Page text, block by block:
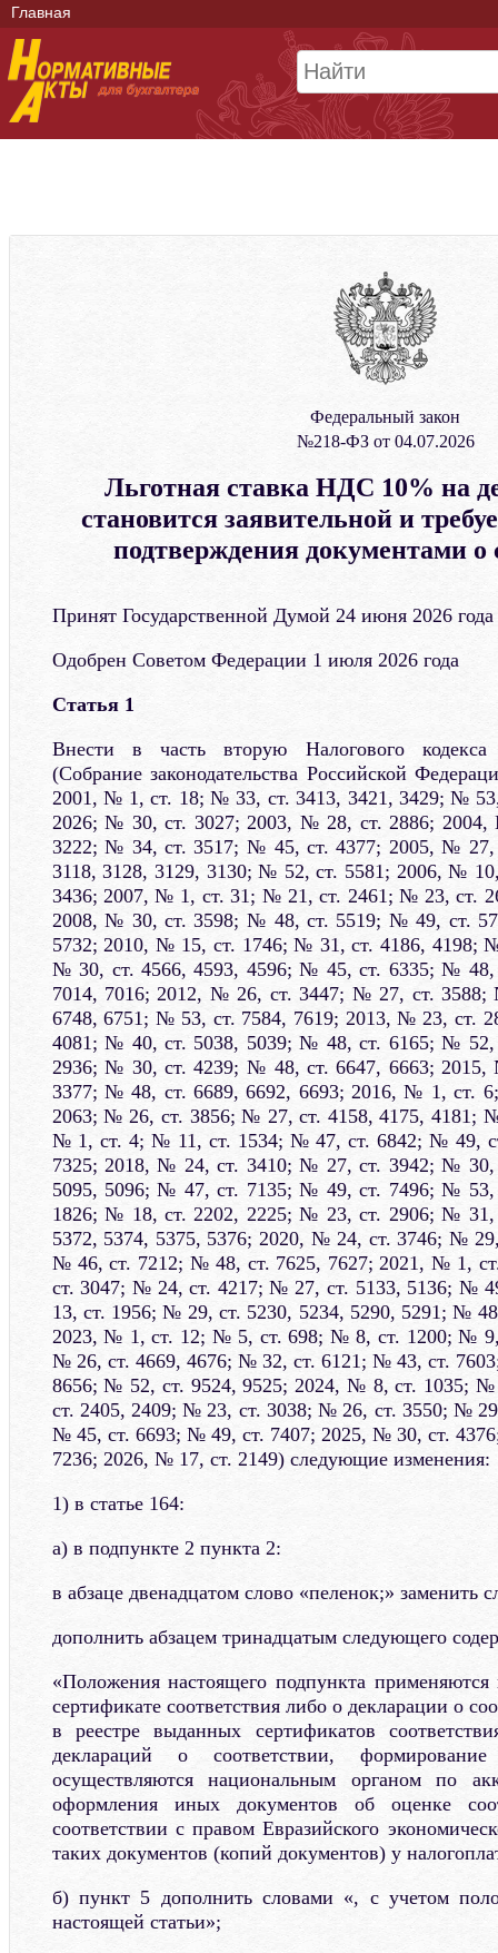
Главная
Федеральный закон
№218-ФЗ от 04.07.2026
Льготная ставка НДС 10% на
становится заявительной и
подтверждения документами о
Принят Государственной Думой 24 июня 2026 года
Одобрен Советом Федерации 1 июля 2026 года
Статья 1
Внести в часть вторую Налогового кодекса
(Собрание законодательства Российской
2001, № 1, ст. 18; № 33, ст. 3413, 3421, 3429; №
2026; № 30, ст. 3027; 2003, № 28, ст. 2886;
3222; № 34, ст. 3517; № 45, ст. 4377; 2005, №
3118, 3128, 3129, 3130; № 52, ст. 5581; 2006, №
3436; 2007, № 1, ст. 31; № 21, ст. 2461; № 23, ст.
2008, № 30, ст. 3598; № 48, ст. 5519; № 49, ст.
5732; 2010, № 15, ст. 1746; № 31, ст. 4186, 4198;
№ 30, ст. 4566, 4593, 4596; № 45, ст. 6335; №
7014, 7016; 2012, № 26, ст. 3447; № 27, ст.
6748, 6751; № 53, ст. 7584, 7619; 2013, № 23, ст.
4081; № 40, ст. 5038, 5039; № 48, ст. 6165; №
2936; № 30, ст. 4239; № 48, ст. 6647, 6663;
3377; № 48, ст. 6689, 6692, 6693; 2016, № 1, ст.
2063; № 26, ст. 3856; № 27, ст. 4158, 4175, 4181;
№ 1, ст. 4; № 11, ст. 1534; № 47, ст. 6842; № 49,
7325; 2018, № 24, ст. 3410; № 27, ст. 3942; №
5095, 5096; № 47, ст. 7135; № 49, ст. 7496; №
1826; № 18, ст. 2202, 2225; № 23, ст. 2906; №
5372, 5374, 5375, 5376; 2020, № 24, ст. 3746; №
№ 46, ст. 7212; № 48, ст. 7625, 7627; 2021, № 1,
ст. 3047; № 24, ст. 4217; № 27, ст. 5133, 5136; №
13, ст. 1956; № 29, ст. 5230, 5234, 5290, 5291; №
2023, № 1, ст. 12; № 5, ст. 698; № 8, ст. 1200; №
№ 26, ст. 4669, 4676; № 32, ст. 6121; № 43, ст.
8656; № 52, ст. 9524, 9525; 2024, № 8, ст. 1035;
ст. 2405, 2409; № 23, ст. 3038; № 26, ст. 3550; №
№ 45, ст. 6693; № 49, ст. 7407; 2025, № 30, ст.
7236; 2026, № 17, ст. 2149) следующие изменения:
1) в статье 164:
а) в подпункте 2 пункта 2:
в абзаце двенадцатом слово «пеленок;» заменить
дополнить абзацем тринадцатым следующего
«Положения настоящего подпункта
сертификате соответствия либо о декларации о
в реестре выданных сертификатов
деклараций о соответствии,
осуществляются национальным органом по
оформления иных документов об оценке
соответствии с правом Евразийского
таких документов (копий документов) у
б) пункт 5 дополнить словами «, с учетом
настоящей статьи»;